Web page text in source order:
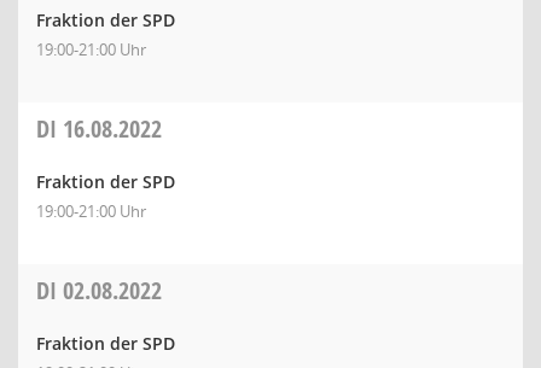
Fraktion der SPD
19:00-21:00 Uhr
DI 16.08.2022
Fraktion der SPD
19:00-21:00 Uhr
DI 02.08.2022
Fraktion der SPD